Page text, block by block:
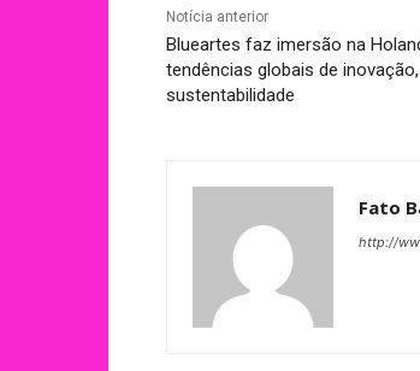
Notícia anterior
Blueartes faz imersão na
tendências globais de
sustentabilidade
Fato
http://